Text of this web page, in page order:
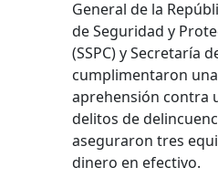
General de la
de Seguridad y
(SSPC) y Secretaría
cumplimentaron
aprehensión contra
delitos de
aseguraron tres
dinero en efectivo.